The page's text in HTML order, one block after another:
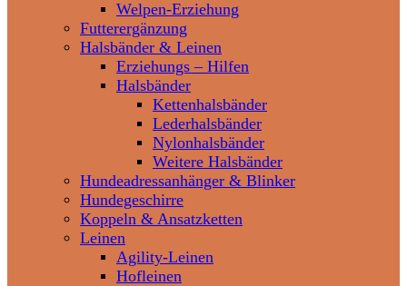
Welpen-Erziehung
Futterergänzung
Halsbänder & Leinen
Erziehungs – Hilfen
Halsbänder
Kettenhalsbänder
Lederhalsbänder
Nylonhalsbänder
Weitere Halsbänder
Hundeadressanhänger & Blinker
Hundegeschirre
Koppeln & Ansatzketten
Leinen
Agility-Leinen
Hofleinen